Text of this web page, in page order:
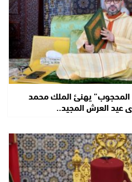
المحجوب” يهنئ الملك محمد
عيد العرش المجيد..